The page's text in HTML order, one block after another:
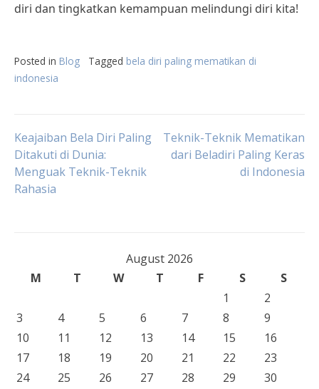
diri dan tingkatkan kemampuan melindungi diri kita!
Posted in Blog Tagged bela diri paling mematikan di
indonesia
Post
navigation
Keajaiban Bela Diri Paling
Ditakuti di Dunia:
Menguak Teknik-Teknik
Rahasia
Teknik-Teknik Mematikan
dari Beladiri Paling Keras
di Indonesia
August 2026
M
T W T F S
S
1
2
3
4 5 6 7 8
9
10
11 12 13 14 15
16
17
18 19 20 21 22
23
24
25 26 27 28 29
30